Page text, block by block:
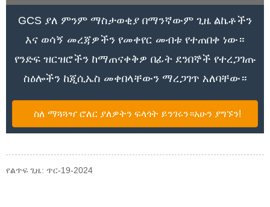
GCS ያለ ምንም ማስታወቂያ በማንኛውም ጊዜ ልኬቶችን
እና ወሳኝ መረጃዎችን የመቀየር መብቱ የተጠበቀ ነው።
የንድፍ ዝርዝሮችን ከማጠናቀቅዎ በፊት ደንበኞች የተረጋገጡ
ስዕሎችን ከጂሲኤስ መቀበላቸውን ማረጋገጥ አለባቸው።
ስለ ማጓጓዣ ሮለር ያለዎትን ፍላጎት ይንገሩን።አሁን ያግኙን!
የልጥፍ ጊዜ: ጥር-19-2024